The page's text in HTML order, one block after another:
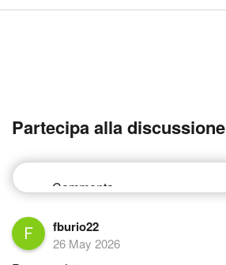
Partecipa alla discussione
fburio22
26 May 2026